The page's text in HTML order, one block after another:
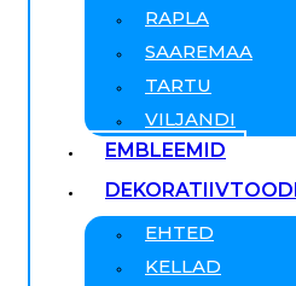
RAPLA
SAAREMAA
TARTU
VILJANDI
EMBLEEMID
EHTED
KELLAD